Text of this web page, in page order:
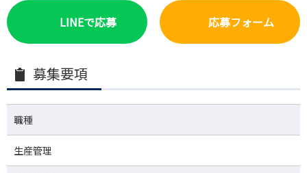
LINEで応募 応募フォーム
募集要項
職種
生産管理